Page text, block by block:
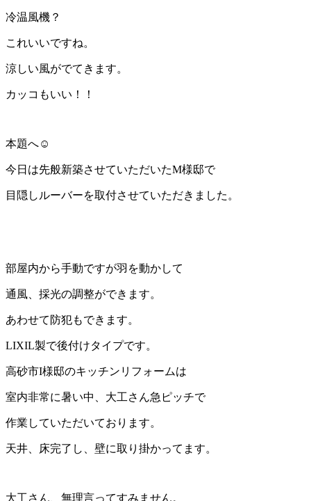
冷温風機？
これいいですね。
涼しい風がでてきます。
カッコもいい！！
本題へ☺️
今日は先般新築させていただいたM様邸で
目隠しルーバーを取付させていただきました。
部屋内から手動ですが羽を動かして
通風、採光の調整ができます。
あわせて防犯もできます。
LIXIL製で後付けタイプです。
高砂市I様邸のキッチンリフォームは
室内非常に暑い中、大工さん急ピッチで
作業していただいております。
天井、床完了し、壁に取り掛かってます。
大工さん、無理言ってすみません。